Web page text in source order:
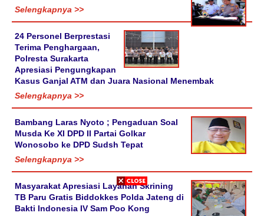
Selengkapnya >>
24 Personel Berprestasi
Terima Penghargaan,
Polresta Surakarta
Apresiasi Pengungkapan
Kasus Ganjal ATM dan Juara Nasional Menembak
Selengkapnya >>
Bambang Laras Nyoto ; Pengaduan Soal
Musda Ke XI DPD II Partai Golkar
Wonosobo ke DPD Sudsh Tepat
Selengkapnya >>
Masyarakat Apresiasi Layanan Skrining
TB Paru Gratis Biddokkes Polda Jateng di
Bakti Indonesia IV Sam Poo Kong